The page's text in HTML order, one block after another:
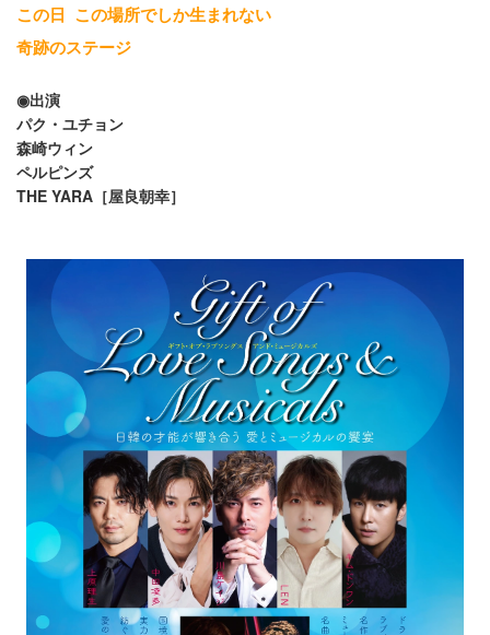
この日 この場所でしか生まれない
奇跡のステージ
◉出演
パク・ユチョン
森崎ウィン
ペルピンズ
THE YARA［屋良朝幸］